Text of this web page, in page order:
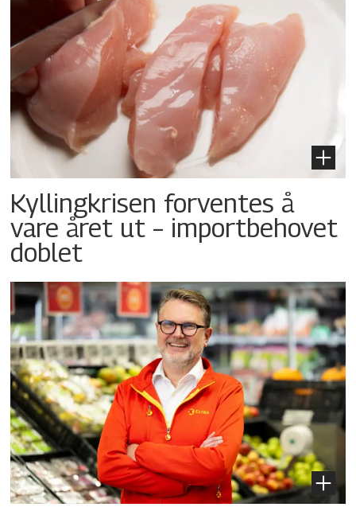
Kyllingkrisen forventes å
vare året ut – importbehovet
doblet